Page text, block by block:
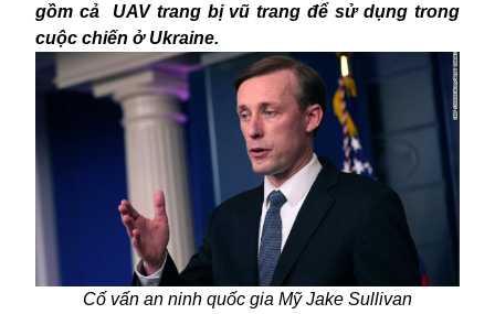
gồm cả UAV trang bị vũ trang để sử dụng trong
cuộc chiến ở Ukraine.
Cố vấn an ninh quốc gia Mỹ Jake Sullivan